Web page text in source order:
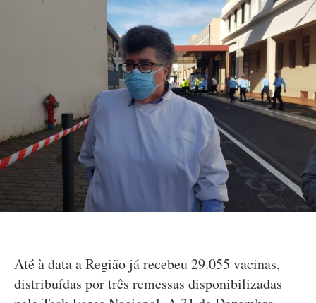
Até à data a Região já recebeu 29.055 vacinas,
distribuídas por três remessas disponibilizadas